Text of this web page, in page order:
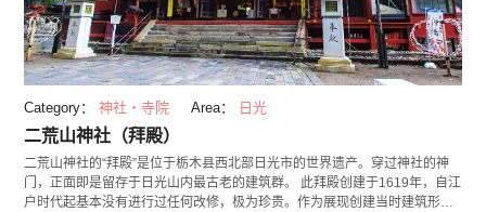
Category： 神社・寺院 Area： 日光
二荒山神社（拜殿）
二荒山神社的“拜殿”是位于栃木县西北部日光市的世界遗产。穿过神社的神
门，正面即是留存于日光山内最古老的建筑群。 此拜殿创建于1619年，自江
户时代起基本没有进行过任何改修，极为珍贵。作为展现创建当时建筑形式